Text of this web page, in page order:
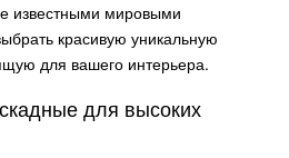
известными мировыми
красивую уникальную
для вашего интерьера.
для высоких